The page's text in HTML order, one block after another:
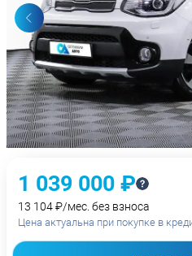
1 039 000 ₽
13 104 ₽/мес. без взноса
Цена актуальна при покупке в